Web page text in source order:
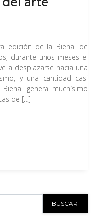
edición de la Bienal de
durante unos meses el
a desplazarse hacia una
y una cantidad casi
genera muchísimo
de […]
BUSCAR